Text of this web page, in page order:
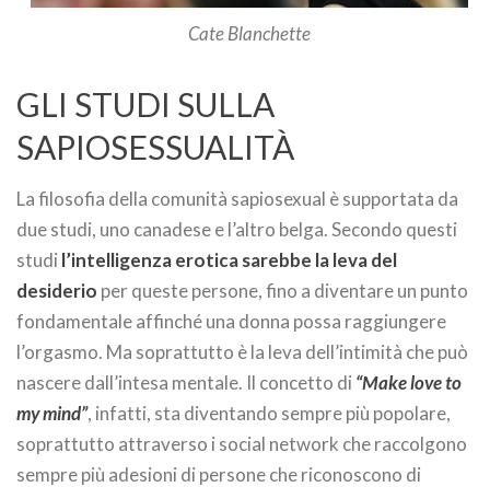
Cate Blanchette
GLI STUDI SULLA
SAPIOSESSUALITÀ
La filosofia della comunità sapiosexual è supportata da
due studi, uno canadese e l’altro belga. Secondo questi
studi l’intelligenza erotica sarebbe la leva del
desiderio per queste persone, fino a diventare un punto
fondamentale affinché una donna possa raggiungere
l’orgasmo. Ma soprattutto è la leva dell’intimità che può
nascere dall’intesa mentale. Il concetto di “Make love to
my mind”, infatti, sta diventando sempre più popolare,
soprattutto attraverso i social network che raccolgono
sempre più adesioni di persone che riconoscono di